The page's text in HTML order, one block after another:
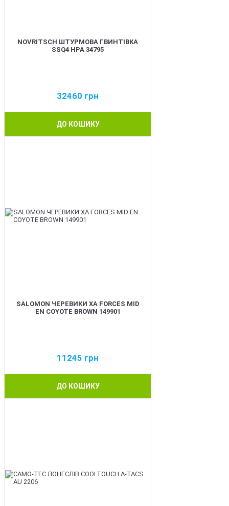
NOVRITSCH ШТУРМОВА ГВИНТІВКА
SSQ4 HPA 34795
32460 грн
ДО КОШИКУ
SALOMON ЧЕРЕВИКИ XA FORCES MID
EN COYOTE BROWN 149901
11245 грн
ДО КОШИКУ